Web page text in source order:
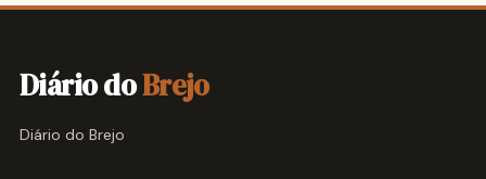
Diário doBrejo
Diário do Brejo